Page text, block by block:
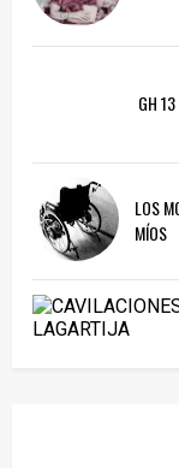
GH
LOS
MÍOS